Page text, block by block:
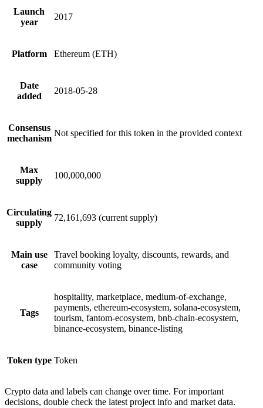
Launch
year
2017
Platform Ethereum (ETH)
Date
added
2018-05-28
Consensus
mechanism
Not specified for this token in the provided context
Max
supply
100,000,000
Circulating
supply
72,161,693 (current supply)
Main use
case
Travel booking loyalty, discounts, rewards, and
community voting
Tags
hospitality, marketplace, medium-of-exchange,
payments, ethereum-ecosystem, solana-ecosystem,
tourism, fantom-ecosystem, bnb-chain-ecosystem,
binance-ecosystem, binance-listing
Token type Token
Crypto data and labels can change over time. For important
decisions, double check the latest project info and market data.